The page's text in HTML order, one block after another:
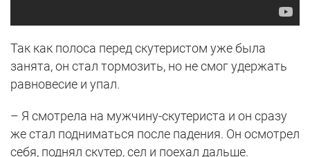
Так как полоса перед скутеристом уже была
занята, он стал тормозить, но не смог удержать
равновесие и упал.
– Я смотрела на мужчину-скутериста и он сразу
же стал подниматься после падения. Он осмотрел
себя, поднял скутер, сел и поехал дальше.